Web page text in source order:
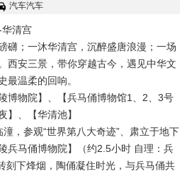
汽车汽车
清宫
礴；一沐华清宫，沉醉盛唐浪漫；一场
西安三景，带你穿越古今，遇见中华文
最温柔的回响。
博物院】、【兵马俑博物馆1、2、3号
】、【华清池】
，参观“世界第八大奇迹”、肃立于地下
兵马俑博物院】（约2.5小时 自理：兵
刻下烽烟，陶俑凝住时光，与兵马俑共